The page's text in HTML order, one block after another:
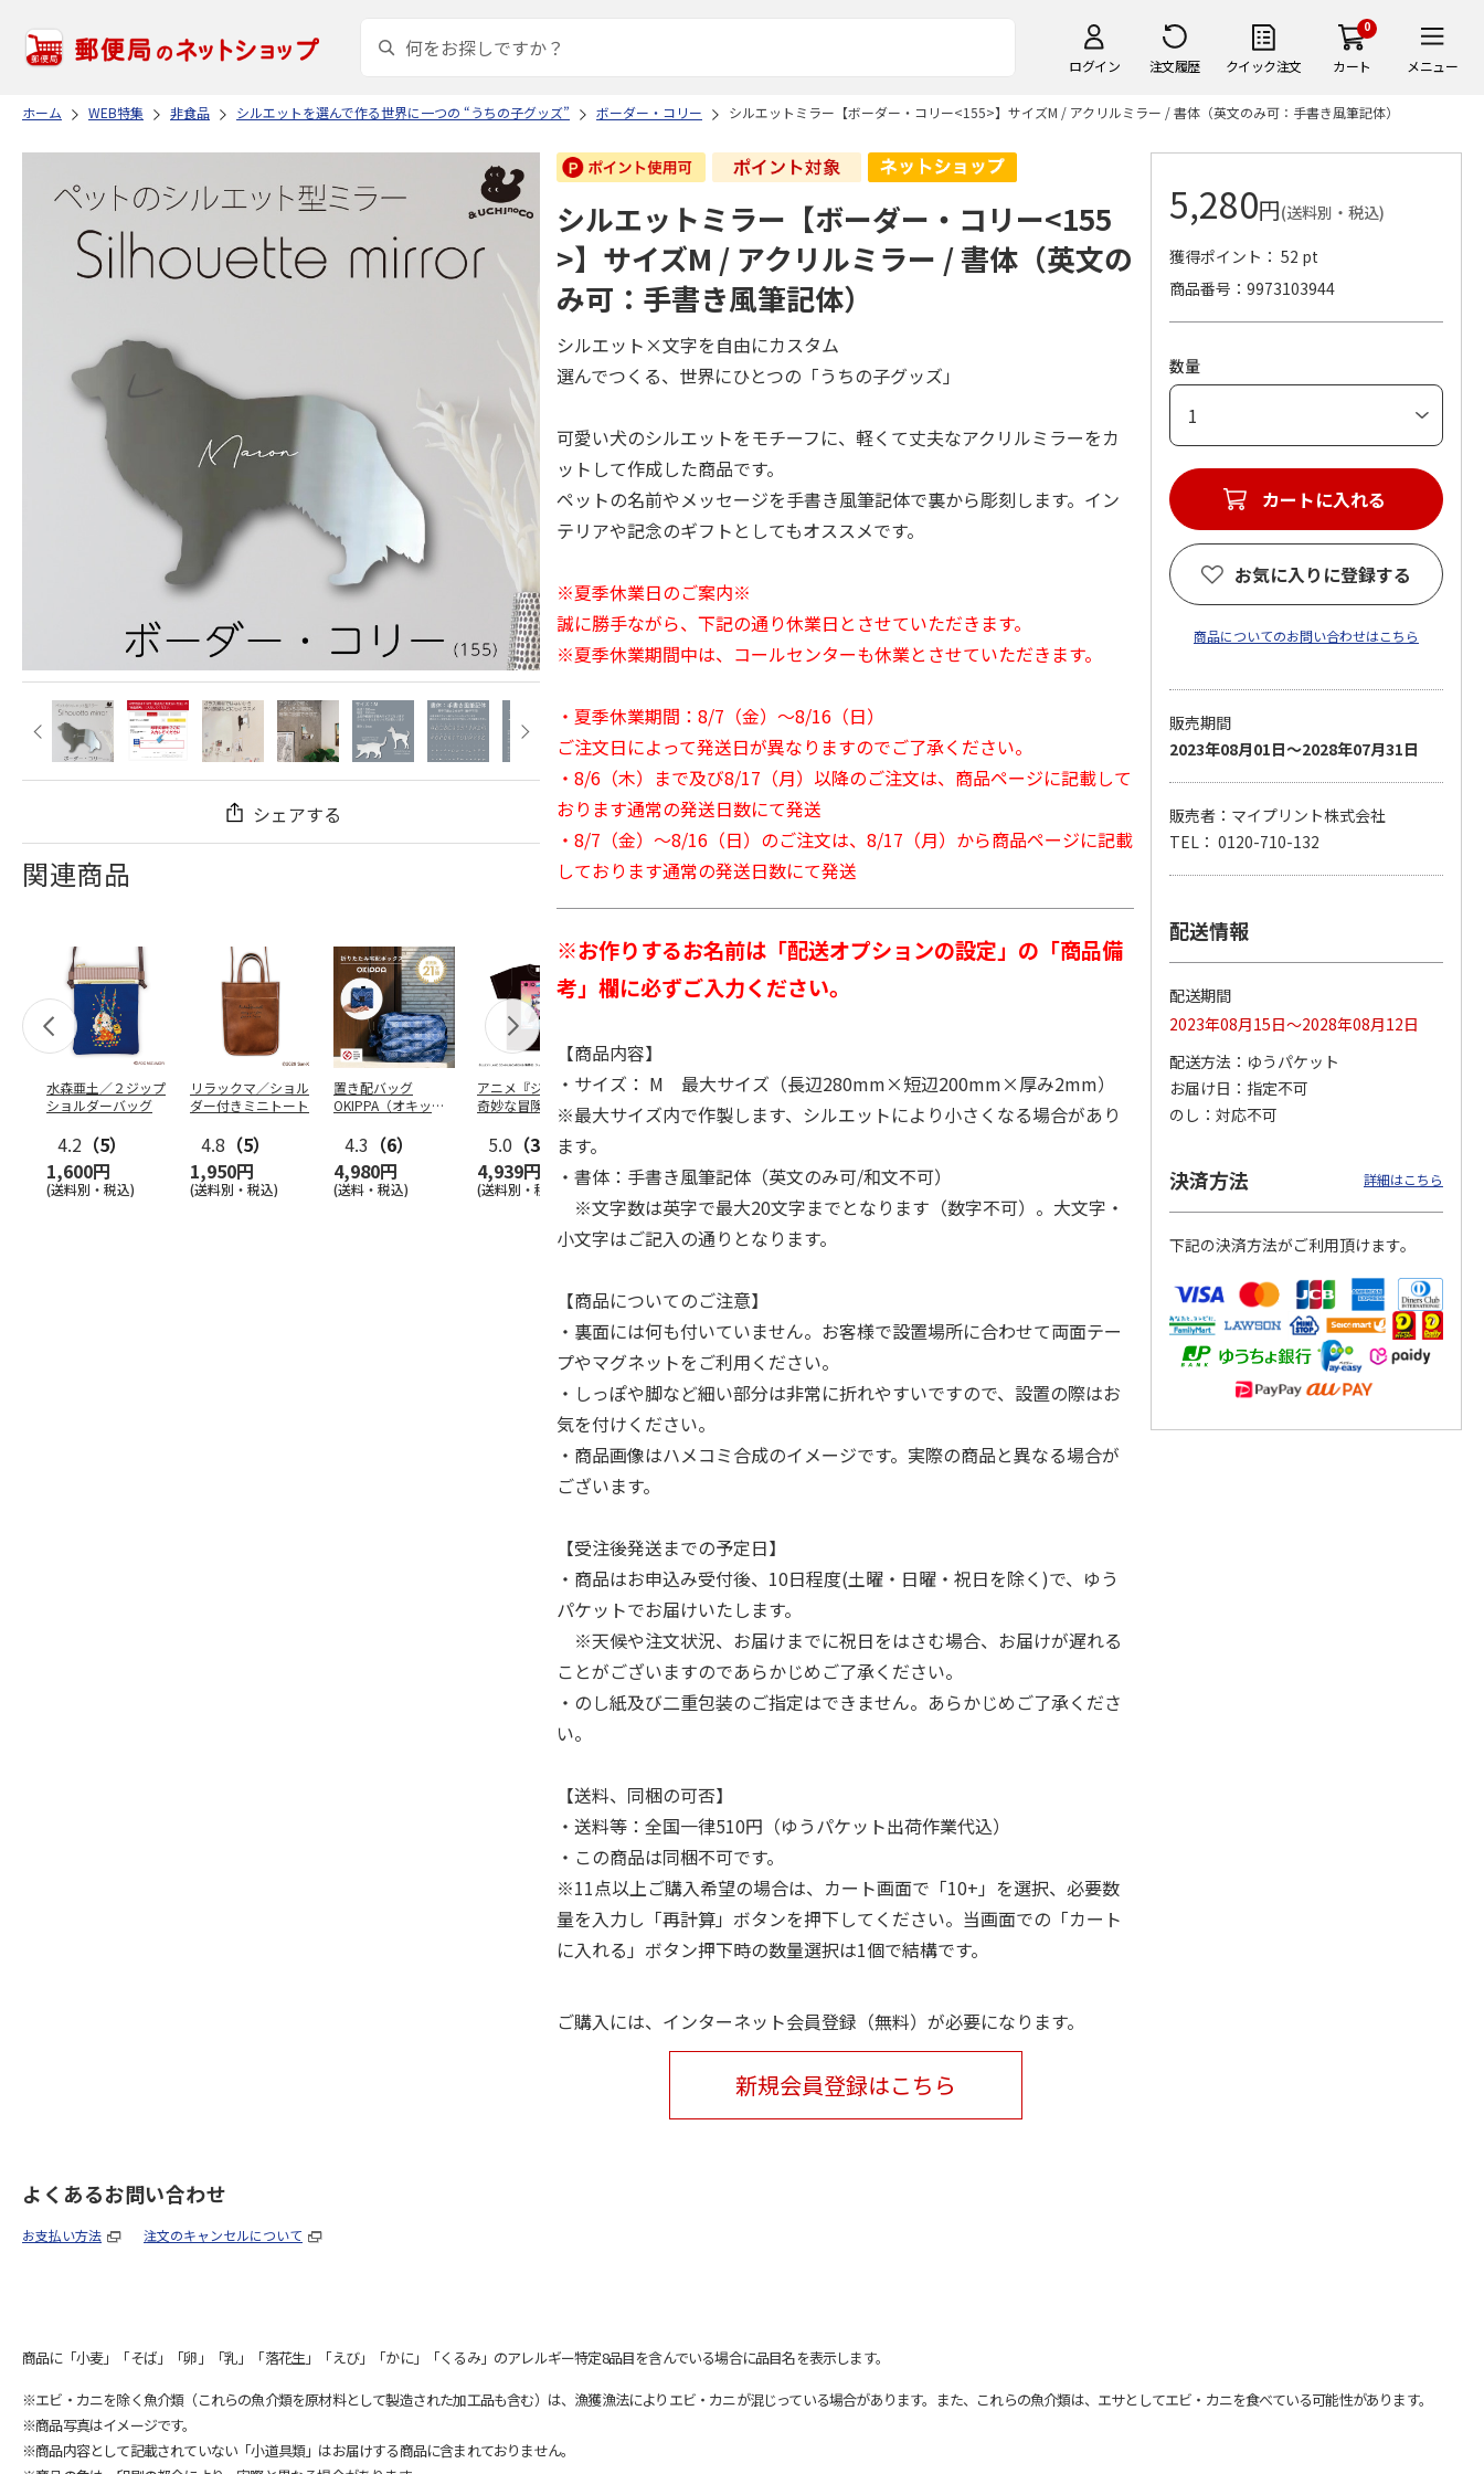
ログイン 注文履歴 クイック注文
0
カート メニュー
ホーム WEB特集 非食品 シルエットを選んで作る世界に一つの “うちの子グッズ” ボーダー・コリー シルエットミラー【ボーダー・コリー<155>】サイズM / アクリルミラー / 書体（英文のみ可：手書き風筆記体）
シェアする
関連商品
水森亜土／２ジップ
ショルダーバッグ
4.2 （5）
1,600円
(送料別・税込)
リラックマ／ショル
ダー付きミニトート
4.8 （5）
1,950円
(送料別・税込)
置き配バッグ
OKIPPA（オキッ
4.3 （6）
4,980円
(送料・税込)
アニメ『ジョジョの
奇妙な冒険 黄金の
風』CITY POP…
5.0 （3）
4,939円
(送料別・税込)
コジコジ／ショルダ
ー付きバッグ
1,760円
(送料別・税込)
POSTIES オリジナ
ルTシャツ Sサイズ
3,080円
(送料別・税込)
アニメ『ジョジョの
奇妙な冒険 黄金の
風』CITY POP …
3,839円
(送料別・税込)
『ジョジョの奇妙な
冒険 スターダスト
クルセイダース』
『ジョジョの奇妙な
冒険 スターダスト
クルセイダース』
3,300円
(送料別・税込)
3,300円
(送料別・税込)
シルエットミラー【ボーダー・コリー<155
>】サイズM / アクリルミラー / 書体（英文の
み可：手書き風筆記体）
シルエット×文字を自由にカスタム
選んでつくる、世界にひとつの「うちの子グッズ」
可愛い犬のシルエットをモチーフに、軽くて丈夫なアクリルミラーをカ
ットして作成した商品です。
ペットの名前やメッセージを手書き風筆記体で裏から彫刻します。イン
テリアや記念のギフトとしてもオススメです。
※夏季休業日のご案内※
誠に勝手ながら、下記の通り休業日とさせていただきます。
※夏季休業期間中は、コールセンターも休業とさせていただきます。
・夏季休業期間：8/7（金）～8/16（日）
ご注文日によって発送日が異なりますのでご了承ください。
・8/6（木）まで及び8/17（月）以降のご注文は、商品ページに記載して
おります通常の発送日数にて発送
・8/7（金）～8/16（日）のご注文は、8/17（月）から商品ページに記載
しております通常の発送日数にて発送
※お作りするお名前は「配送オプションの設定」の「商品備
考」欄に必ずご入力ください。
【商品内容】
・サイズ： M 最大サイズ（長辺280mm×短辺200mm×厚み2mm）
※最大サイズ内で作製します、シルエットにより小さくなる場合があり
ます。
・書体：手書き風筆記体（英文のみ可/和文不可）
※文字数は英字で最大20文字までとなります（数字不可）。大文字・
小文字はご記入の通りとなります。
【商品についてのご注意】
・裏面には何も付いていません。お客様で設置場所に合わせて両面テー
プやマグネットをご利用ください。
・しっぽや脚など細い部分は非常に折れやすいですので、設置の際はお
気を付けください。
・商品画像はハメコミ合成のイメージです。実際の商品と異なる場合が
ございます。
【受注後発送までの予定日】
・商品はお申込み受付後、10日程度(土曜・日曜・祝日を除く)で、ゆう
パケットでお届けいたします。
※天候や注文状況、お届けまでに祝日をはさむ場合、お届けが遅れる
ことがございますのであらかじめご了承ください。
・のし紙及び二重包装のご指定はできません。あらかじめご了承くださ
い。
【送料、同梱の可否】
・送料等：全国一律510円（ゆうパケット出荷作業代込）
・この商品は同梱不可です。
※11点以上ご購入希望の場合は、カート画面で「10+」を選択、必要数
量を入力し「再計算」ボタンを押下してください。当画面での「カート
に入れる」ボタン押下時の数量選択は1個で結構です。
ご購入には、インターネット会員登録（無料）が必要になります。
新規会員登録はこちら
5,280円(送料別・税込)
獲得ポイント： 52 pt
商品番号
9973103944
数量
カートに入れる
お気に入りに登録する
商品についてのお問い合わせはこちら
販売期間
2023年08月01日～2028年07月31日
販売者：マイプリント株式会社
TEL： 0120-710-132
配送情報
配送期間
2023年08月15日～2028年08月12日
配送方法
ゆうパケット
お届け日
指定不可
のし
対応不可
決済方法 詳細はこちら
下記の決済方法がご利用頂けます。
よくあるお問い合わせ
お支払い方法 注文のキャンセルについて
商品に「小麦」「そば」「卵」「乳」「落花生」「えび」「かに」「くるみ」のアレルギー特定8品目を含んでいる場合に品目名を表示します。
※エビ・カニを除く魚介類（これらの魚介類を原材料として製造された加工品も含む）は、漁獲漁法によりエビ・カニが混じっている場合があります。また、これらの魚介類は、エサとしてエビ・カニを食べている可能性があります。
※商品写真はイメージです。
※商品内容として記載されていない「小道具類」はお届けする商品に含まれておりません。